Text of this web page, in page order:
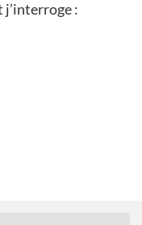
j’interroge :